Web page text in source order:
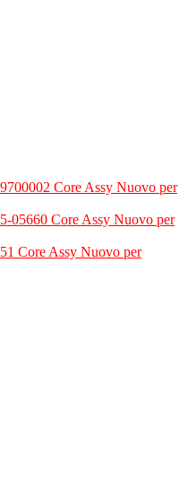
Core Assy Nuovo per
Core Assy Nuovo per
Core Assy Nuovo per